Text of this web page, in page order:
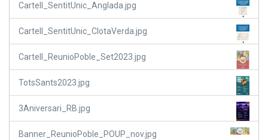
Cartell_SentitUnic_Anglada.jpg
Cartell_SentitUnic_ClotaVerda.jpg
Cartell_ReunioPoble_Set2023.jpg
TotsSants2023.jpg
3Aniversari_RB.jpg
Banner_ReunioPoble_POUP_nov.jpg